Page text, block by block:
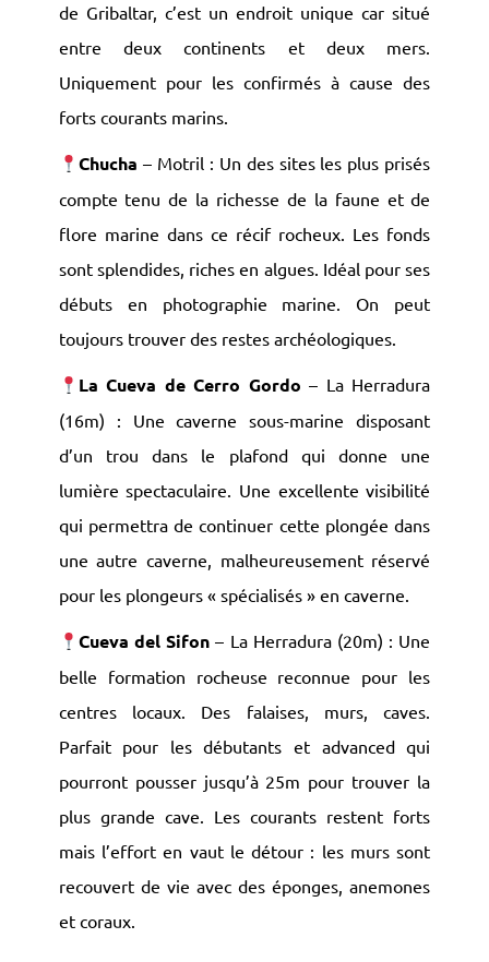
de Gribaltar, c’est un endroit unique car situé
entre deux continents et deux mers.
Uniquement pour les confirmés à cause des
forts courants marins.
Chucha – Motril : Un des sites les plus prisés
compte tenu de la richesse de la faune et de
flore marine dans ce récif rocheux. Les fonds
sont splendides, riches en algues. Idéal pour ses
débuts en photographie marine. On peut
toujours trouver des restes archéologiques.
La Cueva de Cerro Gordo – La Herradura
(16m) : Une caverne sous-marine disposant
d’un trou dans le plafond qui donne une
lumière spectaculaire. Une excellente visibilité
qui permettra de continuer cette plongée dans
une autre caverne, malheureusement réservé
pour les plongeurs « spécialisés » en caverne.
Cueva del Sifon – La Herradura (20m) : Une
belle formation rocheuse reconnue pour les
centres locaux. Des falaises, murs, caves.
Parfait pour les débutants et advanced qui
pourront pousser jusqu’à 25m pour trouver la
plus grande cave. Les courants restent forts
mais l’effort en vaut le détour : les murs sont
recouvert de vie avec des éponges, anemones
et coraux.